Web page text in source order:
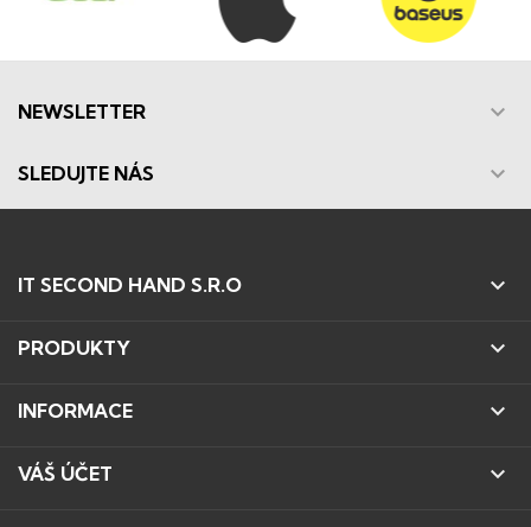
NEWSLETTER 
SLEDUJTE NÁS 
IT SECOND HAND S.R.O 
PRODUKTY 
INFORMACE 
VÁŠ ÚČET 